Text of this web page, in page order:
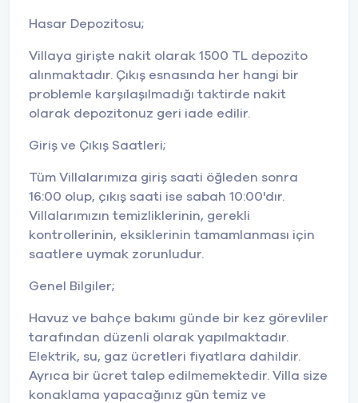
Hasar Depozitosu;
Villaya girişte nakit olarak 1500 TL depozito
alınmaktadır. Çıkış esnasında her hangi bir
problemle karşılaşılmadığı taktirde nakit
olarak depozitonuz geri iade edilir.
Giriş ve Çıkış Saatleri;
Tüm Villalarımıza giriş saati öğleden sonra
16:00 olup, çıkış saati ise sabah 10:00'dır.
Villalarımızın temizliklerinin, gerekli
kontrollerinin, eksiklerinin tamamlanması için
saatlere uymak zorunludur.
Genel Bilgiler;
Havuz ve bahçe bakımı günde bir kez görevliler
tarafından düzenli olarak yapılmaktadır.
Elektrik, su, gaz ücretleri fiyatlara dahildir.
Ayrıca bir ücret talep edilmemektedir. Villa size
konaklama yapacağınız gün temiz ve